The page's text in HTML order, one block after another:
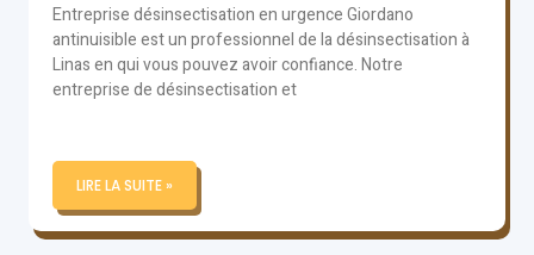
Entreprise désinsectisation en urgence Giordano
antinuisible est un professionnel de la désinsectisation à
Linas en qui vous pouvez avoir confiance. Notre
entreprise de désinsectisation et
LIRE LA SUITE »